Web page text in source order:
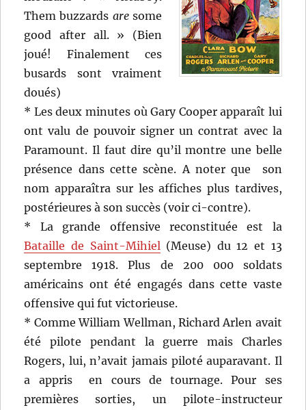
Them buzzards aresome
good after all. » (Bien
joué! Finalement ces
busards sont vraiment
doués)
* Les deux minutes où Gary Cooper apparaît lui
ont valu de pouvoir signer un contrat avec la
Paramount. Il faut dire qu’il montre une belle
présence dans cette scène. A noter que son
nom apparaîtra sur les affiches plus tardives,
postérieures à son succès (voir ci-contre).
* La grande offensive reconstituée est la
Bataille de Saint-Mihiel(Meuse) du 12 et 13
septembre 1918. Plus de 200 000 soldats
américains ont été engagés dans cette vaste
offensive qui fut victorieuse.
* Comme William Wellman, Richard Arlen avait
été pilote pendant la guerre mais Charles
Rogers, lui, n’avait jamais piloté auparavant. Il
a appris en cours de tournage. Pour ses
premières sorties, un pilote-instructeur